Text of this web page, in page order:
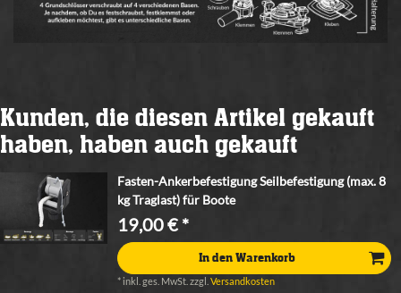
Kunden, die diesen Artikel gekauft
haben, haben auch gekauft
Fasten-Ankerbefestigung Seilbefestigung (max. 8
kg Traglast) für Boote
19,00 € *
In den Warenkorb
* inkl. ges. MwSt. zzgl.Versandkosten